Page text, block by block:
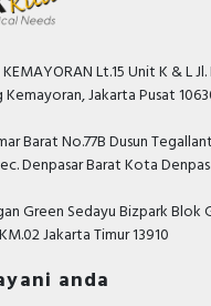
Lt.15 Unit K & L
Jakarta Pusat
Barat No.77B Dusun
Denpasar Barat Kota
Green Sedayu Bizpark Blok
Jakarta Timur 13910
anda